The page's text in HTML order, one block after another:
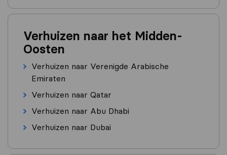
Verhuizen naar het Midden-
Oosten
Verhuizen naar Verenigde Arabische
Emiraten
Verhuizen naar Qatar
Verhuizen naar Abu Dhabi
Verhuizen naar Dubai